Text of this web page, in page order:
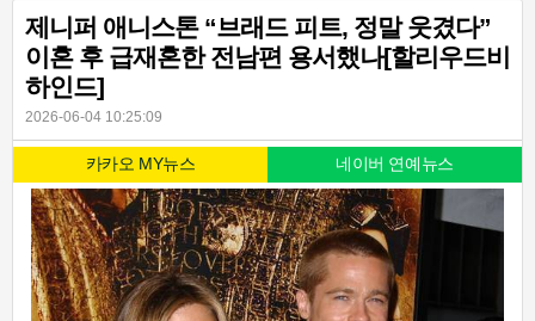
제니퍼 애니스톤 “브래드 피트, 정말 웃겼다”
이혼 후 급재혼한 전남편 용서했나[할리우드비
하인드]
2026-06-04 10:25:09
카카오 MY뉴스 네이버 연예뉴스